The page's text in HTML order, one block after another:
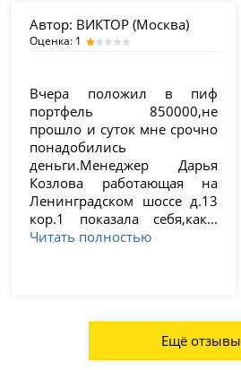
Автор: ВИКТОР (Москва)
Оценка: 1
Вчера положил в пиф
портфель 850000,не
прошло и суток мне срочно
понадобились
деньги.Менеджер Дарья
Козлова работающая на
Ленинградском шоссе д.13
кор.1 показала себя,как...
Читать полностью
Ещё отзывы